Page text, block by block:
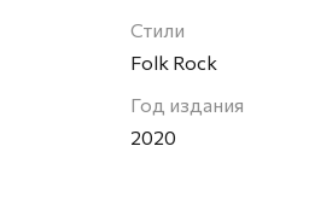
Стили
Folk Rock
Год издания
2020